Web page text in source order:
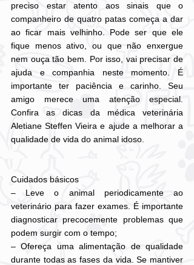
preciso estar atento aos sinais que o
companheiro de quatro patas começa a dar
ao ficar mais velhinho. Pode ser que ele
fique menos ativo, ou que não enxergue
nem ouça tão bem. Por isso, vai precisar de
ajuda e companhia neste momento. É
importante ter paciência e carinho. Seu
amigo merece uma atenção especial.
Confira as dicas da médica veterinária
Aletiane Steffen Vieira e ajude a melhorar a
qualidade de vida do animal idoso.
Cuidados básicos
– Leve o animal periodicamente ao
veterinário para fazer exames. É importante
diagnosticar precocemente problemas que
podem surgir com o tempo;
– Ofereça uma alimentação de qualidade
durante todas as fases da vida. Se mantiver